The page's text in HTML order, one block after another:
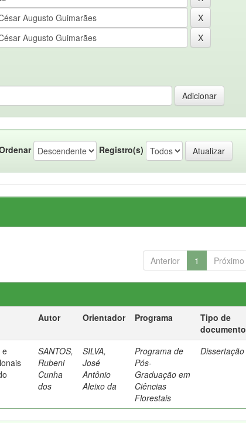
Registro(s)
Anterior 1 Próximo
Autor Orientador Programa
Tipo de
documento
e
SANTOS,
Rubeni
Cunha
dos
SILVA,
José
Antônio
Aleixo da
Programa de
Pós-
Graduação em
Ciências
Florestais
Dissertação